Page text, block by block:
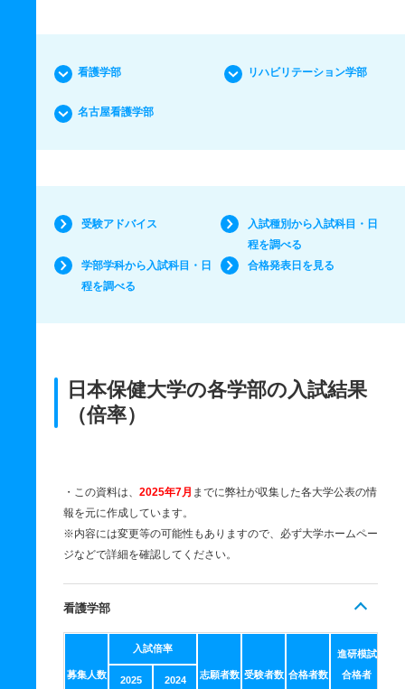
看護学部 リハビリテーション学部
名古屋看護学部
受験アドバイス
入試種別から入試科目・日
程を調べる
学部学科から入試科目・日
程を調べる
合格発表日を見る
日本保健大学の各学部の入試結果
（倍率）
・この資料は、 2025年7月 までに弊社が収集した各大学公表の情
報を元に作成しています。
※内容には変更等の可能性もありますので、必ず大学ホームペー
ジなどで詳細を確認してください。
看護学部
募集人数
入試倍率
志願者数 受験者数 合格者数
進研模試
合格者
2025
2024